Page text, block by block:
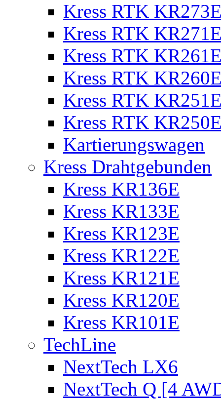
Kress RTK
Kress RTK
Kress RTK
Kress RTK
Kress RTK
Kress RTK
Kartierungswagen
Kress Drahtgebunden
Kress KR136E
Kress KR133E
Kress KR123E
Kress KR122E
Kress KR121E
Kress KR120E
Kress KR101E
TechLine
NextTech LX6
NextTech Q [4